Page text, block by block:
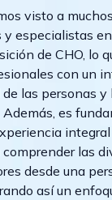
visto a
y especialistas
de CHO, lo
con un
las personas y
Además, es
las
desde una
así un